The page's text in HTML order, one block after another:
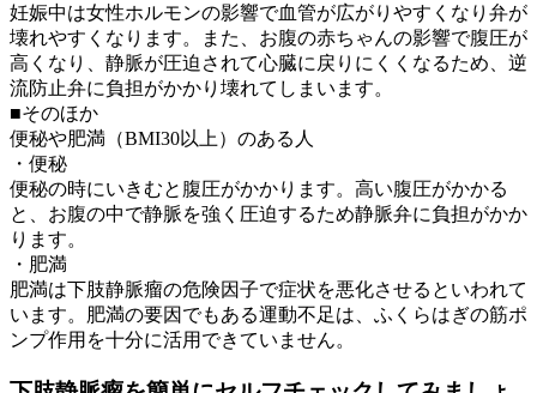
妊娠中は女性ホルモンの影響で血管が広がりやすくなり弁が
壊れやすくなります。また、お腹の赤ちゃんの影響で腹圧が
高くなり、静脈が圧迫されて心臓に戻りにくくなるため、逆
流防止弁に負担がかかり壊れてしまいます。
■そのほか
便秘や肥満（BMI30以上） のある人
・便秘
便秘の時にいきむと腹圧がかかります。高い腹圧がかかる
と、お腹の中で静脈を強く圧迫するため静脈弁に負担がかか
ります。
・肥満
肥満は下肢静脈瘤の危険因子で症状を悪化させるといわれて
います。肥満の要因でもある運動不足は、ふくらはぎの筋ポ
ンプ作用を十分に活用できていません。